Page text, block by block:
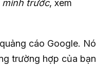
mình trước, xem
cáo Google. Nó
trường hợp của bạn